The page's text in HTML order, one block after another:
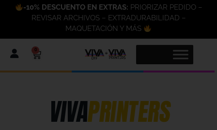
-10% DESCUENTO EN EXTRAS: PRIORIZAR PEDIDO –
REVISAR ARCHIVOS – EXTRADURABILIDAD –
MAQUETACIÓN Y MÁS
0
VIVAPRINTERS